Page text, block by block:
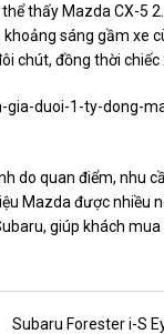
thấy Mazda CX-5
sáng gầm xe
chút, đồng thời
duoi-1-ty-dong-
do quan điểm, nhu
Mazda được nhiều
giúp khách
Subaru Forester i-S